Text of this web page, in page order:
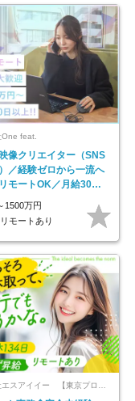
feat.
像クリエイター（SNS
／経験ゼロから一流へ
モートOK／月給30万
休130日以上
1500万円
モートあり